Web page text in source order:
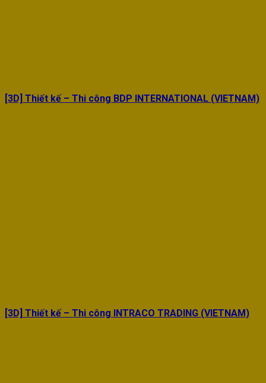
[3D] Thiết kế – Thi công BDP INTERNATIONAL (VIETNAM)
[3D] Thiết kế – Thi công INTRACO TRADING (VIETNAM)